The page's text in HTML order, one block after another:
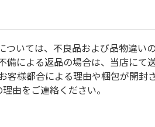
いては、不良品および品物違い
による返品の場合は、当店にて
様都合による理由や梱包が開封
由をご連絡ください。